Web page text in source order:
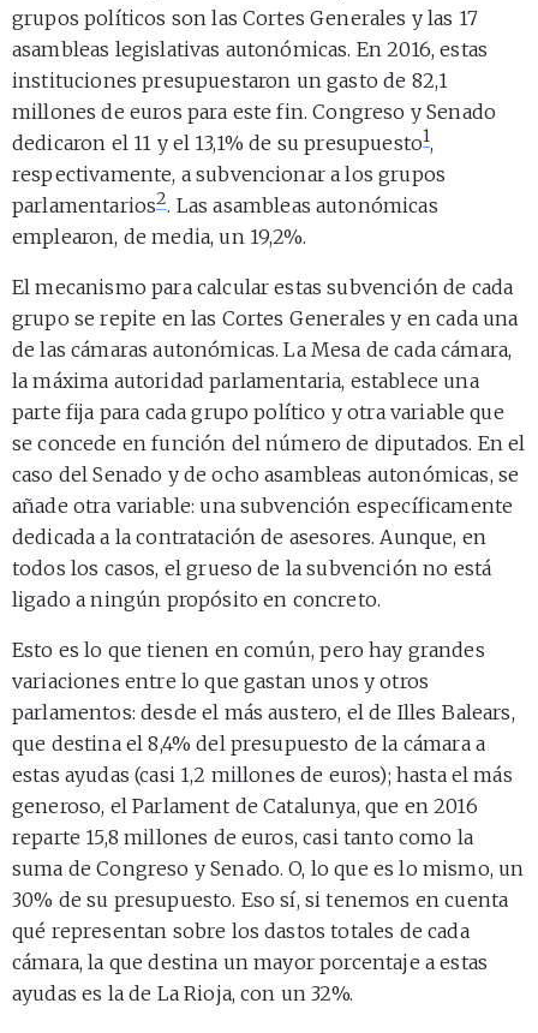
grupos políticos son las Cortes Generales y las 17
asambleas legislativas autonómicas. En 2016, estas
instituciones presupuestaron un gasto de 82,1
millones de euros para este fin. Congreso y Senado
dedicaron el 11 y el 13,1% de su presupuesto1,
respectivamente, a subvencionar a los grupos
parlamentarios2. Las asambleas autonómicas
emplearon, de media, un 19,2%.
El mecanismo para calcular estas subvención de cada
grupo se repite en las Cortes Generales y en cada una
de las cámaras autonómicas. La Mesa de cada cámara,
la máxima autoridad parlamentaria, establece una
parte fija para cada grupo político y otra variable que
se concede en función del número de diputados. En el
caso del Senado y de ocho asambleas autonómicas, se
añade otra variable: una subvención específicamente
dedicada a la contratación de asesores. Aunque, en
todos los casos, el grueso de la subvención no está
ligado a ningún propósito en concreto.
Esto es lo que tienen en común, pero hay grandes
variaciones entre lo que gastan unos y otros
parlamentos: desde el más austero, el de Illes Balears,
que destina el 8,4% del presupuesto de la cámara a
estas ayudas (casi 1,2 millones de euros); hasta el más
generoso, el Parlament de Catalunya, que en 2016
reparte 15,8 millones de euros, casi tanto como la
suma de Congreso y Senado. O, lo que es lo mismo, un
30% de su presupuesto. Eso sí, si tenemos en cuenta
qué representan sobre los dastos totales de cada
cámara, la que destina un mayor porcentaje a estas
ayudas es la de La Rioja, con un 32%.